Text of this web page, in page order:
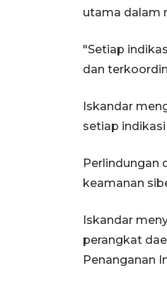
utama dalam
"Setiap
dan
Iskandar
setiap
Perlindungan
keamanan
Iskandar
perangkat
Penanganan